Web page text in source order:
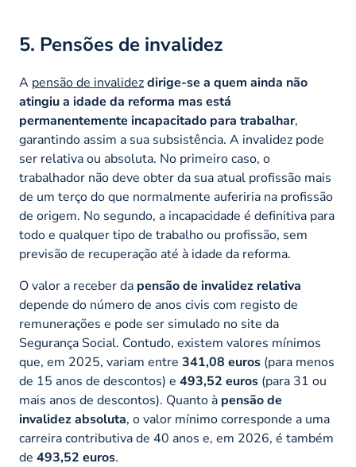
5. Pensões de invalidez
A pensão de invalidezdirige-se a quem ainda não
atingiu a idade da reforma mas está
permanentemente incapacitado para trabalhar,
garantindo assim a sua subsistência. A invalidez pode
ser relativa ou absoluta. No primeiro caso, o
trabalhador não deve obter da sua atual profissão mais
de um terço do que normalmente auferiria na profissão
de origem. No segundo, a incapacidade é definitiva para
todo e qualquer tipo de trabalho ou profissão, sem
previsão de recuperação até à idade da reforma.
O valor a receber da pensão de invalidez relativa
depende do número de anos civis com registo de
remunerações e pode ser simulado no site da
Segurança Social. Contudo, existem valores mínimos
que, em 2025, variam entre 341,08 euros (para menos
de 15 anos de descontos) e 493,52 euros (para 31 ou
mais anos de descontos). Quanto à pensão de
invalidez absoluta, o valor mínimo corresponde a uma
carreira contributiva de 40 anos e, em 2026, é também
de 493,52 euros.